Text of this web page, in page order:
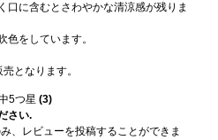
口に含むとさわやかな清涼感が残りま
色をしています。
となります。
5つ星 (3)
さい.
、レビューを投稿することができま